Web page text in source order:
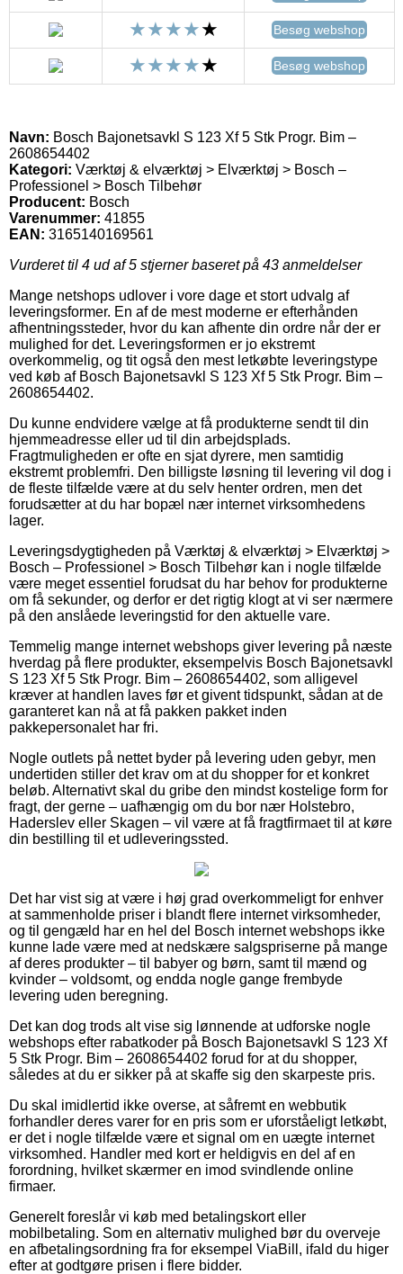
Besøg webshop
Besøg webshop
Navn: Bosch Bajonetsavkl S 123 Xf 5 Stk Progr. Bim –
2608654402
Kategori: Værktøj & elværktøj > Elværktøj > Bosch –
Professionel > Bosch Tilbehør
Producent: Bosch
Varenummer: 41855
EAN: 3165140169561
Vurderet til 4 ud af 5 stjerner baseret på 43 anmeldelser
Mange netshops udlover i vore dage et stort udvalg af
leveringsformer. En af de mest moderne er efterhånden
afhentningssteder, hvor du kan afhente din ordre når der er
mulighed for det. Leveringsformen er jo ekstremt
overkommelig, og tit også den mest letkøbte leveringstype
ved køb af Bosch Bajonetsavkl S 123 Xf 5 Stk Progr. Bim –
2608654402.
Du kunne endvidere vælge at få produkterne sendt til din
hjemmeadresse eller ud til din arbejdsplads.
Fragtmuligheden er ofte en sjat dyrere, men samtidig
ekstremt problemfri. Den billigste løsning til levering vil dog i
de fleste tilfælde være at du selv henter ordren, men det
forudsætter at du har bopæl nær internet virksomhedens
lager.
Leveringsdygtigheden på Værktøj & elværktøj > Elværktøj >
Bosch – Professionel > Bosch Tilbehør kan i nogle tilfælde
være meget essentiel forudsat du har behov for produkterne
om få sekunder, og derfor er det rigtig klogt at vi ser nærmere
på den anslåede leveringstid for den aktuelle vare.
Temmelig mange internet webshops giver levering på næste
hverdag på flere produkter, eksempelvis Bosch Bajonetsavkl
S 123 Xf 5 Stk Progr. Bim – 2608654402, som alligevel
kræver at handlen laves før et givent tidspunkt, sådan at de
garanteret kan nå at få pakken pakket inden
pakkepersonalet har fri.
Nogle outlets på nettet byder på levering uden gebyr, men
undertiden stiller det krav om at du shopper for et konkret
beløb. Alternativt skal du gribe den mindst kostelige form for
fragt, der gerne – uafhængig om du bor nær Holstebro,
Haderslev eller Skagen – vil være at få fragtfirmaet til at køre
din bestilling til et udleveringssted.
Det har vist sig at være i høj grad overkommeligt for enhver
at sammenholde priser i blandt flere internet virksomheder,
og til gengæld har en hel del Bosch internet webshops ikke
kunne lade være med at nedskære salgspriserne på mange
af deres produkter – til babyer og børn, samt til mænd og
kvinder – voldsomt, og endda nogle gange frembyde
levering uden beregning.
Det kan dog trods alt vise sig lønnende at udforske nogle
webshops efter rabatkoder på Bosch Bajonetsavkl S 123 Xf
5 Stk Progr. Bim – 2608654402 forud for at du shopper,
således at du er sikker på at skaffe sig den skarpeste pris.
Du skal imidlertid ikke overse, at såfremt en webbutik
forhandler deres varer for en pris som er uforståeligt letkøbt,
er det i nogle tilfælde være et signal om en uægte internet
virksomhed. Handler med kort er heldigvis en del af en
forordning, hvilket skærmer en imod svindlende online
firmaer.
Generelt foreslår vi køb med betalingskort eller
mobilbetaling. Som en alternativ mulighed bør du overveje
en afbetalingsordning fra for eksempel ViaBill, ifald du higer
efter at godtgøre prisen i flere bidder.